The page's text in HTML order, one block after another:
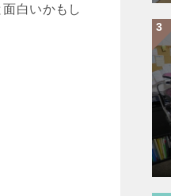
白いかもし